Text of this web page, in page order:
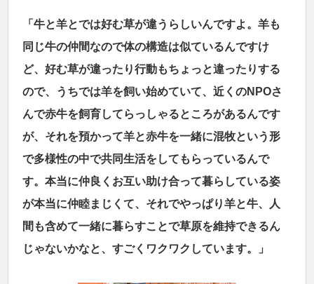
「牛と羊とでは好む草が違うらしいんですよ。羊も
同じ牛の仲間なので体の構造は似ているんですけ
ど、好む草が違ったり行動もちょっと違ったりする
ので、うちでは羊を飼い始めていて、近くのNPOさ
んで赤牛を飼育してらっしゃるところがあるんです
が、それを預かって羊と赤牛を一緒に混牧という形
で多様性の中で共同生活をしてもらっているんで
す。本当に仲良くお互い助け合って暮らしている姿
が本当に仲睦まじくて、それでやっぱり羊と牛、人
間も含めて一緒に暮らすことで草原を維持できるん
じゃないかなと、すごくワクワクしています。」